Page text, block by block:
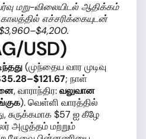
மறு-விலையிடல் ஆதிக்கம்
காலத்தில் எச்சரிக்கையுடன்
USD)
(முந்தைய வார முடிவு
; நாள்
, வாராந்திர:வலுவான
). வெள்ளி வாரத்தில்
சுருக்கமாக $57 ஐ கீழே
அழுத்தம் மற்றும்